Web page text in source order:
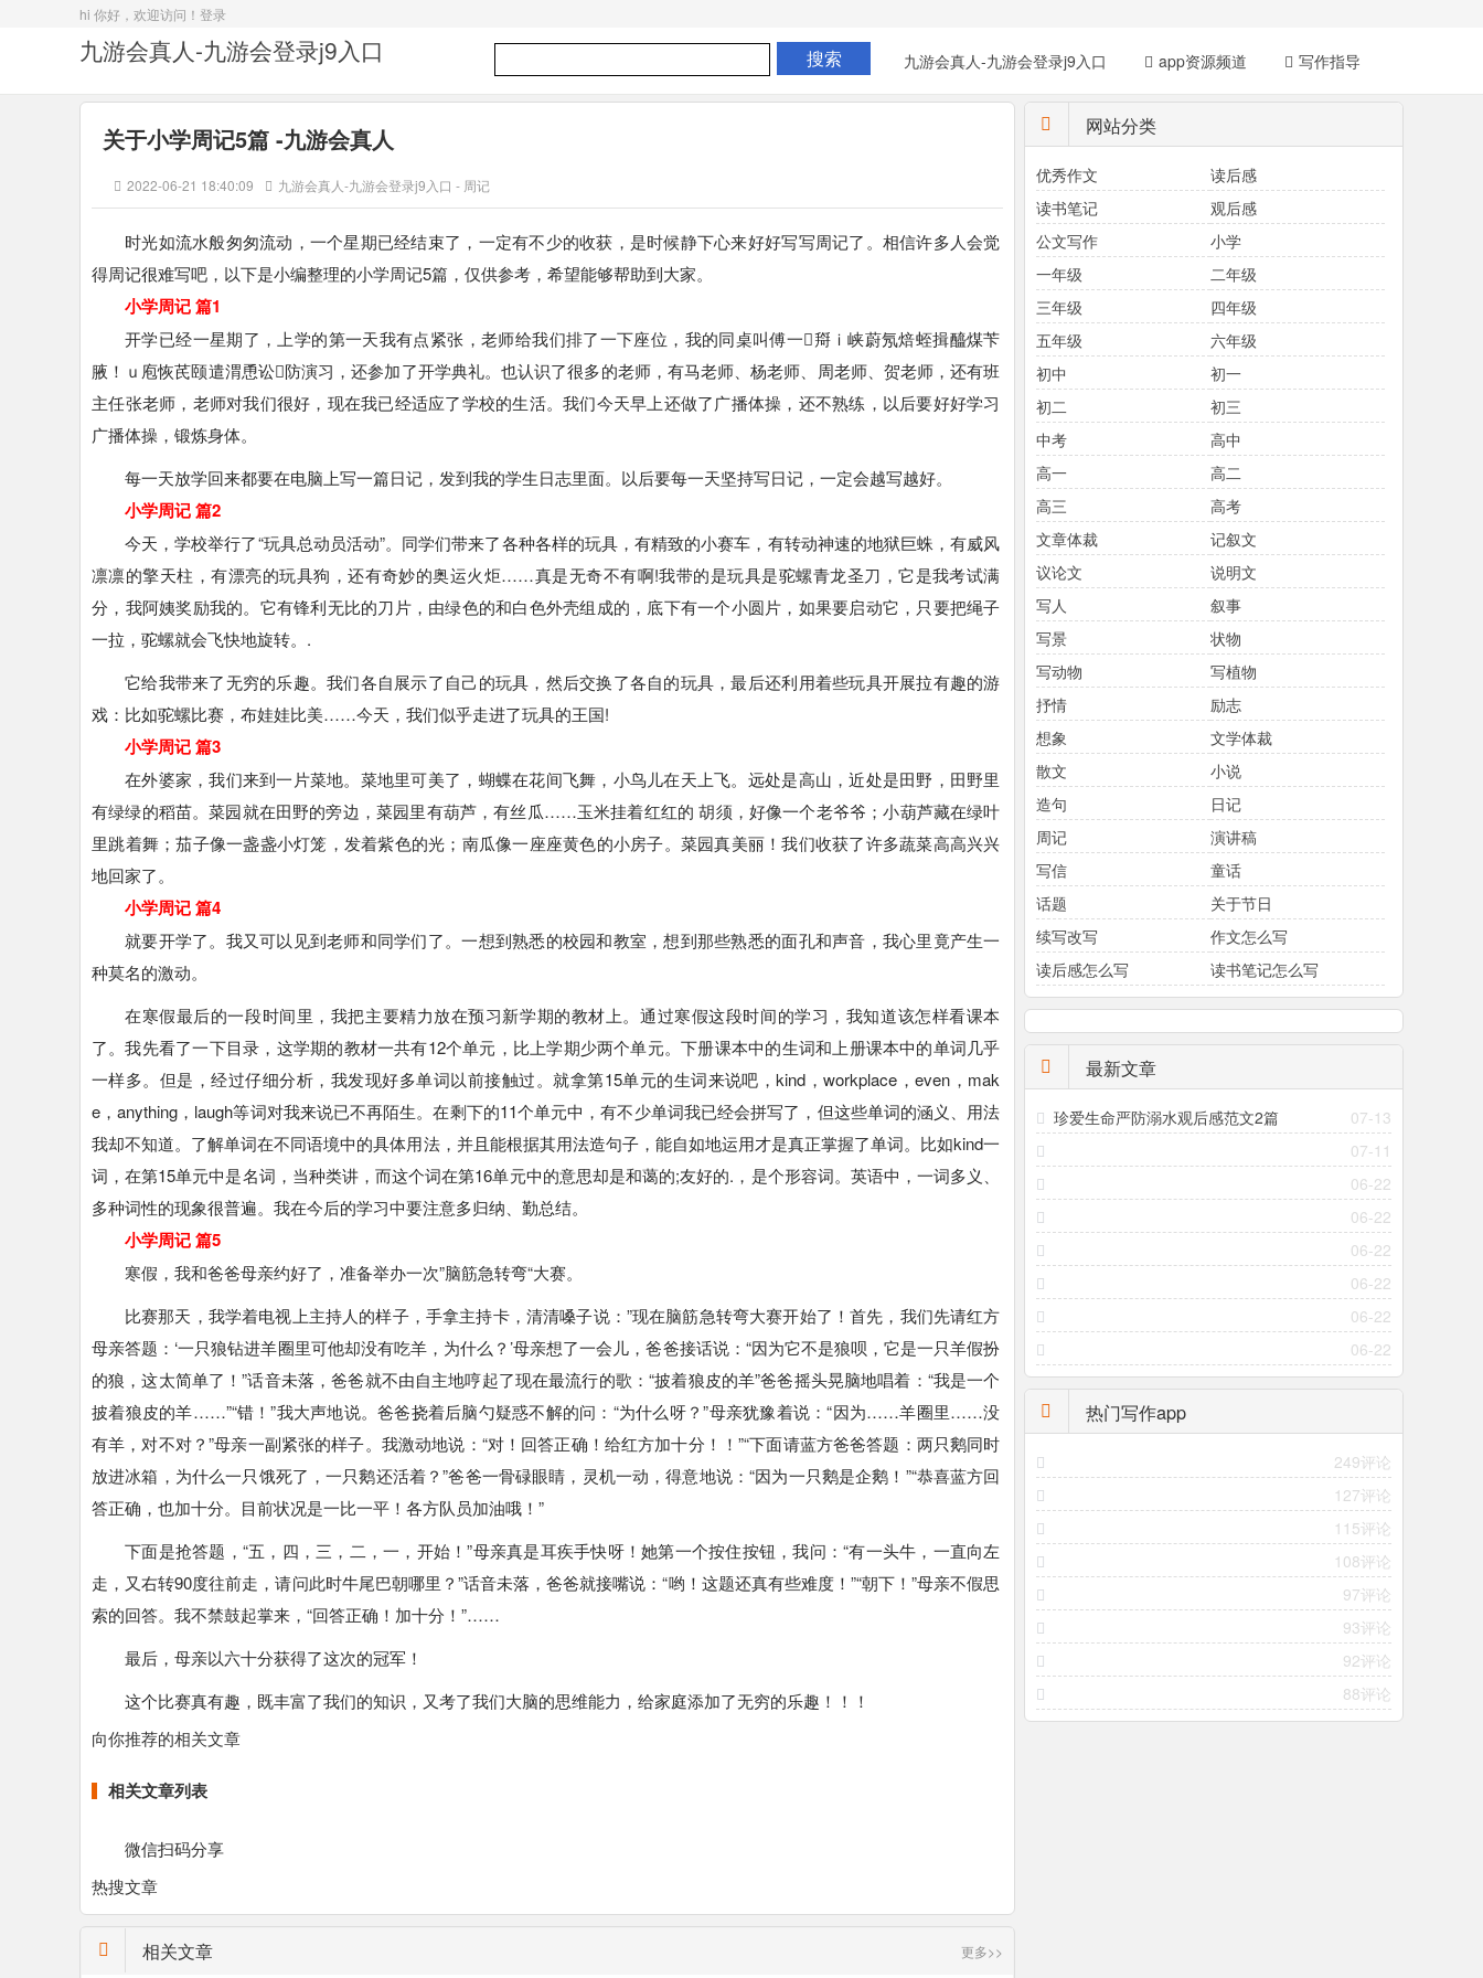
hi 你好，欢迎访问！ 登录
九游会真人-九游会登录j9入口 九游会真人-九游会登录j9入口 app资源频道 写作指导
关于小学周记5篇 -九游会真人
2022-06-21 18:40:09 九游会真人-九游会登录j9入口 - 周记
时光如流水般匆匆流动，一个星期已经结束了，一定有不少的收获，是时候静下心来好好写写周记了。相信许多人会觉
得周记很难写吧，以下是小编整理的小学周记5篇，仅供参考，希望能够帮助到大家。
小学周记 篇1
开学已经一星期了，上学的第一天我有点紧张，老师给我们排了一下座位，我的同桌叫傅一搿ｉ峡蔚氖焙蛭揖醯煤苄
腋！ｕ庖恢芪颐遣渭恿讼防演习，还参加了开学典礼。也认识了很多的老师，有马老师、杨老师、周老师、贺老师，还有班
主任张老师，老师对我们很好，现在我已经适应了学校的生活。我们今天早上还做了广播体操，还不熟练，以后要好好学习
广播体操，锻炼身体。
每一天放学回来都要在电脑上写一篇日记，发到我的学生日志里面。以后要每一天坚持写日记，一定会越写越好。
小学周记 篇2
今天，学校举行了“玩具总动员活动”。同学们带来了各种各样的玩具，有精致的小赛车，有转动神速的地狱巨蛛，有威风
凛凛的擎天柱，有漂亮的玩具狗，还有奇妙的奥运火炬……真是无奇不有啊!我带的是玩具是驼螺青龙圣刀，它是我考试满
分，我阿姨奖励我的。它有锋利无比的刀片，由绿色的和白色外壳组成的，底下有一个小圆片，如果要启动它，只要把绳子
一拉，驼螺就会飞快地旋转。.
它给我带来了无穷的乐趣。我们各自展示了自己的玩具，然后交换了各自的玩具，最后还利用着些玩具开展拉有趣的游
戏：比如驼螺比赛，布娃娃比美……今天，我们似乎走进了玩具的王国!
小学周记 篇3
在外婆家，我们来到一片菜地。菜地里可美了，蝴蝶在花间飞舞，小鸟儿在天上飞。远处是高山，近处是田野，田野里
有绿绿的稻苗。菜园就在田野的旁边，菜园里有葫芦，有丝瓜……玉米挂着红红的 胡须，好像一个老爷爷；小葫芦藏在绿叶
里跳着舞；茄子像一盏盏小灯笼，发着紫色的光；南瓜像一座座黄色的小房子。菜园真美丽！我们收获了许多蔬菜高高兴兴
地回家了。
小学周记 篇4
就要开学了。我又可以见到老师和同学们了。一想到熟悉的校园和教室，想到那些熟悉的面孔和声音，我心里竟产生一
种莫名的激动。
在寒假最后的一段时间里，我把主要精力放在预习新学期的教材上。通过寒假这段时间的学习，我知道该怎样看课本
了。我先看了一下目录，这学期的教材一共有12个单元，比上学期少两个单元。下册课本中的生词和上册课本中的单词几乎
一样多。但是，经过仔细分析，我发现好多单词以前接触过。就拿第15单元的生词来说吧，kind，workplace，even，mak
e，anything，laugh等词对我来说已不再陌生。在剩下的11个单元中，有不少单词我已经会拼写了，但这些单词的涵义、用法
我却不知道。了解单词在不同语境中的具体用法，并且能根据其用法造句子，能自如地运用才是真正掌握了单词。比如kind一
词，在第15单元中是名词，当种类讲，而这个词在第16单元中的意思却是和蔼的;友好的.，是个形容词。英语中，一词多义、
多种词性的现象很普遍。我在今后的学习中要注意多归纳、勤总结。
小学周记 篇5
寒假，我和爸爸母亲约好了，准备举办一次”脑筋急转弯“大赛。
比赛那天，我学着电视上主持人的样子，手拿主持卡，清清嗓子说：”现在脑筋急转弯大赛开始了！首先，我们先请红方
母亲答题：‘一只狼钻进羊圈里可他却没有吃羊，为什么？’母亲想了一会儿，爸爸接话说：“因为它不是狼呗，它是一只羊假扮
的狼，这太简单了！”话音未落，爸爸就不由自主地哼起了现在最流行的歌：“披着狼皮的羊”爸爸摇头晃脑地唱着：“我是一个
披着狼皮的羊……”“错！”我大声地说。爸爸挠着后脑勺疑惑不解的问：“为什么呀？”母亲犹豫着说：“因为……羊圈里……没
有羊，对不对？”母亲一副紧张的样子。我激动地说：“对！回答正确！给红方加十分！！”“下面请蓝方爸爸答题：两只鹅同时
放进冰箱，为什么一只饿死了，一只鹅还活着？”爸爸一骨碌眼睛，灵机一动，得意地说：“因为一只鹅是企鹅！”“恭喜蓝方回
答正确，也加十分。目前状况是一比一平！各方队员加油哦！”
下面是抢答题，“五，四，三，二，一，开始！”母亲真是耳疾手快呀！她第一个按住按钮，我问：“有一头牛，一直向左
走，又右转90度往前走，请问此时牛尾巴朝哪里？”话音未落，爸爸就接嘴说：“哟！这题还真有些难度！”“朝下！”母亲不假思
索的回答。我不禁鼓起掌来，“回答正确！加十分！”……
最后，母亲以六十分获得了这次的冠军！
这个比赛真有趣，既丰富了我们的知识，又考了我们大脑的思维能力，给家庭添加了无穷的乐趣！！！
向你推荐的相关文章
相关文章列表
微信扫码分享
热搜文章
相关文章 更多>>
网站分类
优秀作文
读后感
读书笔记
观后感
公文写作
小学
一年级
二年级
三年级
四年级
五年级
六年级
初中
初一
初二
初三
中考
高中
高一
高二
高三
高考
文章体裁
记叙文
议论文
说明文
写人
叙事
写景
状物
写动物
写植物
抒情
励志
想象
文学体裁
散文
小说
造句
日记
周记
演讲稿
写信
童话
话题
关于节日
续写改写
作文怎么写
读后感怎么写
读书笔记怎么写
最新文章
07-13
珍爱生命严防溺水观后感范文2篇
07-11
06-22
06-22
06-22
06-22
06-22
06-22
热门写作app
249评论
127评论
115评论
108评论
97评论
93评论
92评论
88评论